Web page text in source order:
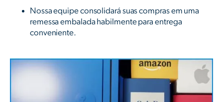
Nossa equipe consolidará suas compras em uma
remessa embalada habilmente para entrega
conveniente.